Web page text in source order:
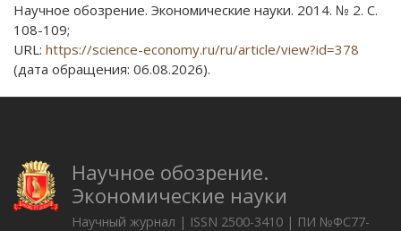
Научное обозрение. Экономические науки. 2014. № 2. С.
108-109;
URL: https://science-economy.ru/ru/article/view?id=378
(дата обращения: 06.08.2026).
Научное обозрение.
Экономические науки
Научный журнал | ISSN 2500-3410 | ПИ №ФС77-